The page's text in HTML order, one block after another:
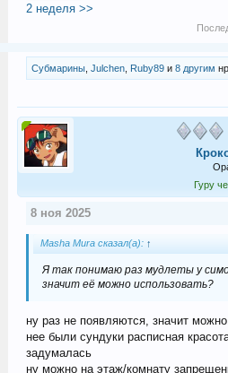
2 неделя >>
Субмарины, Julchen, Ruby89и 8 другим
Гуру
8 ноя 2025
Masha Mura сказал(а): ↑
Я так понимаю раз мудлеты у
значит её можно использовать?
ну раз не появляются, значит
нее были сундуки расписная
задумалась
ну можно на этаж/комнату